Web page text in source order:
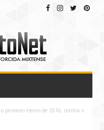
o primeiro treino de 2016, confira o